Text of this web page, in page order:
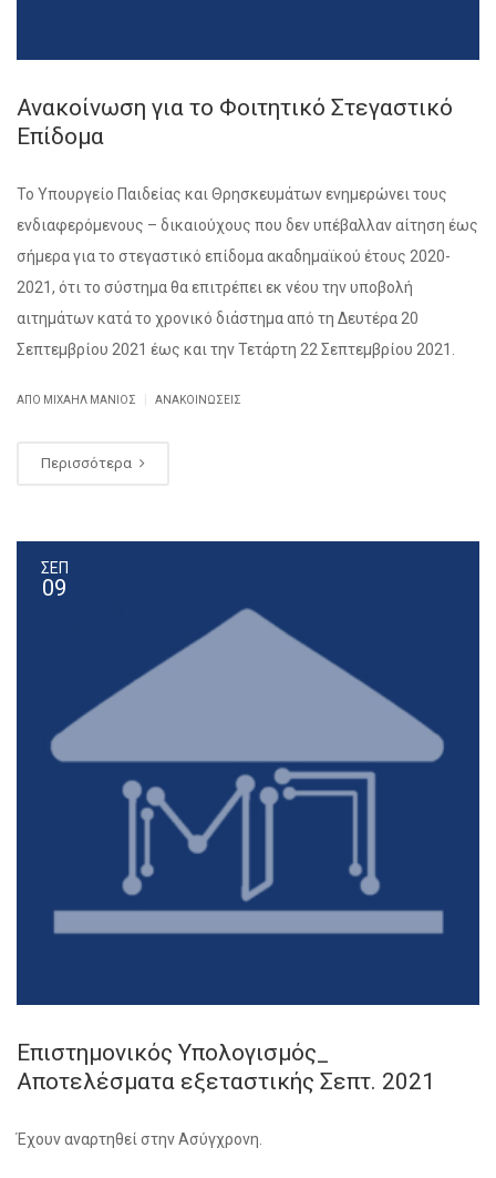
Ανακοίνωση για το Φοιτητικό Στεγαστικό
Επίδομα
Το Υπουργείο Παιδείας και Θρησκευμάτων ενημερώνει τους
ενδιαφερόμενους – δικαιούχους που δεν υπέβαλλαν αίτηση έως
σήμερα για το στεγαστικό επίδομα ακαδημαϊκού έτους 2020-
2021, ότι το σύστημα θα επιτρέπει εκ νέου την υποβολή
αιτημάτων κατά το χρονικό διάστημα από τη Δευτέρα 20
Σεπτεμβρίου 2021 έως και την Τετάρτη 22 Σεπτεμβρίου 2021.
ΑΠΌ ΜΙΧΑΉΛ ΜΑΝΙΌΣ ΑΝΑΚΟΙΝΏΣΕΙΣ
Περισσότερα
ΣΕΠ
09
Επιστημονικός Υπολογισμός_
Αποτελέσματα εξεταστικής Σεπτ. 2021
Έχουν αναρτηθεί στην Ασύγχρονη.